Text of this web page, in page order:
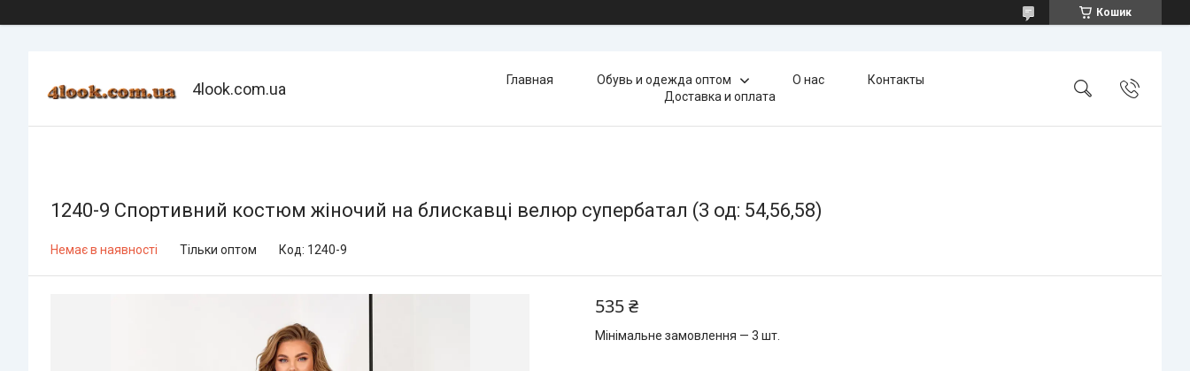
Кошик
4look.com.ua Главная Обувь и одежда оптом О нас
Контакты
Доставка и оплата
1240-9 Спортивний костюм жіночий на блискавці велюр супербатал (3 од: 54,56,58)
Немає в наявності Тільки оптом Код: 1240-9
535 ₴
Мінімальне замовлення — 3 шт.